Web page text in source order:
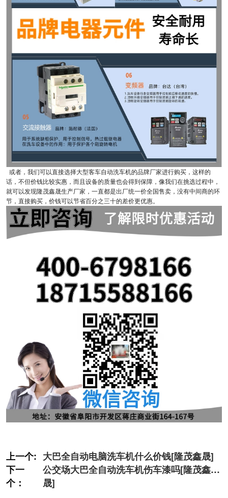
或者，我们可以直接选择大型客车自动洗车机的品牌厂家进行购买，这样的
话，不但价钱比较实惠，而且设备的质量也会得到保障，像我们在挑选过程中，
就可以发现隆茂鑫晟生产厂家，一直都是出厂统一价全国售卖，没有中间商的环
节，直接购买，价钱可以节省百分之三十的差价更优惠。
上一个: 大巴全自动电脑洗车机什么价钱[隆茂鑫晟]
下一
个：
公交场大巴全自动洗车机伤车漆吗[隆茂鑫
晟]